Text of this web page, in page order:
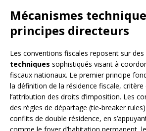
Mécanismes
principes directeurs
Les conventions fiscales reposent sur des
techniques sophistiqués visant à
fiscaux nationaux. Le premier principe
la définition de la résidence fiscale,
l’attribution des droits d’imposition. Les
des règles de départage (tie-breaker
conflits de double résidence, en